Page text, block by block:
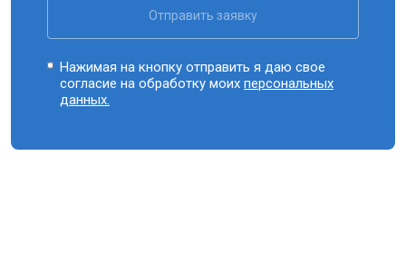
Отправить заявку
Нажимая на кнопку отправить я даю свое
согласие на обработку моихперсональных
данных.